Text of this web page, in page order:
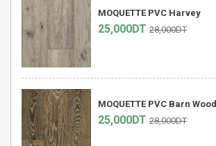
MOQUETTE PVC Harvey
25,000DT 28,000DT
MOQUETTE PVC Barn Wood
25,000DT 28,000DT